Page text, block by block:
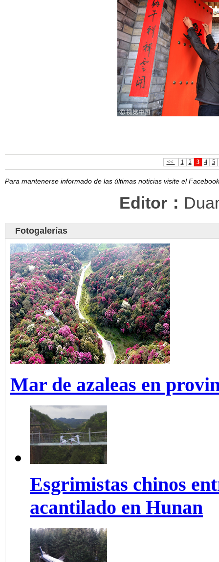
<< 1 2 3 4 5
Para mantenerse informado de las últimas noticias visite el
Editor：
Fotogalerías
Mar de azaleas en
Esgrimistas chinos
acantilado en Hunan